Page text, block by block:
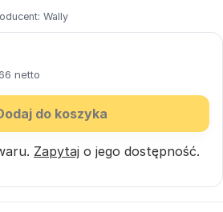
Wally
netto
do koszyka
Zapytaj o jego dostępność.